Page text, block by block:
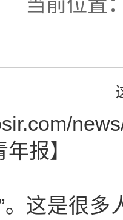
报】
。这是很